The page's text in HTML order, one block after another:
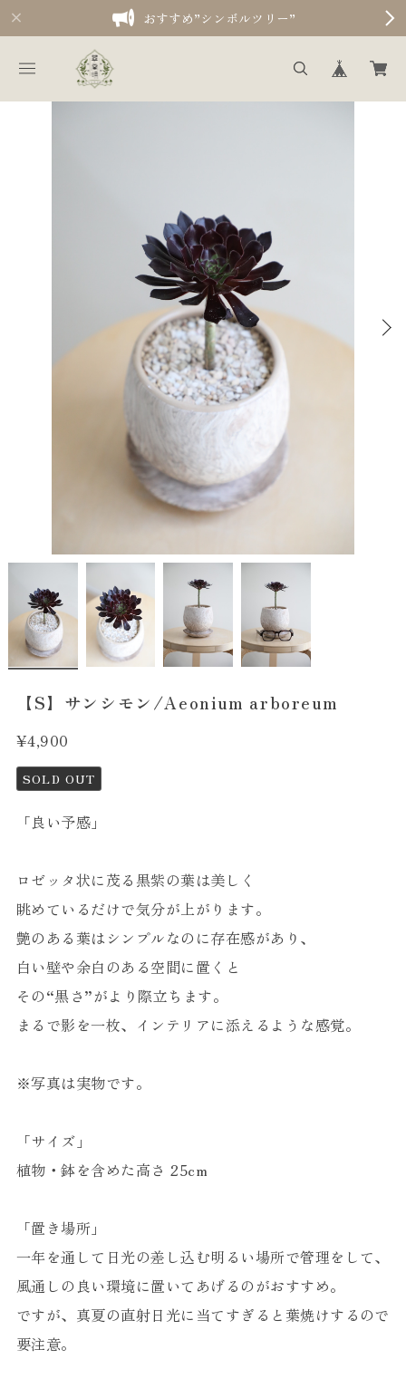
おすすめ”シンボルツリー”
【S】サンシモン/Aeonium arboreum
¥4,900
SOLD OUT
「良い予感」
ロゼッタ状に茂る黒紫の葉は美しく
眺めているだけで気分が上がります。
艶のある葉はシンプルなのに存在感があり、
白い壁や余白のある空間に置くと
その“黒さ”がより際立ちます。
まるで影を一枚、インテリアに添えるような感覚。
※写真は実物です。
「サイズ」
植物・鉢を含めた高さ 25cm
「置き場所」
一年を通して日光の差し込む明るい場所で管理をして、
風通しの良い環境に置いてあげるのがおすすめ。
ですが、真夏の直射日光に当てすぎると葉焼けするので
要注意。